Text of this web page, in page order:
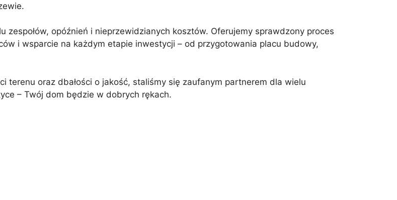
opóźnień i nieprzewidzianych kosztów. Oferujemy sprawdzony proces
i wsparcie na każdym etapie inwestycji – od przygotowania placu budowy,
terenu oraz dbałości o jakość, staliśmy się zaufanym partnerem dla wielu
– Twój dom będzie w dobrych rękach.